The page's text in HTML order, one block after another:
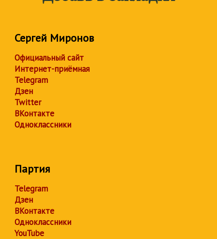
Сергей Миронов
Официальный сайт
Интернет-приёмная
Telegram
Дзен
Twitter
ВКонтакте
Одноклассники
Партия
Telegram
Дзен
ВКонтакте
Одноклассники
YouTube